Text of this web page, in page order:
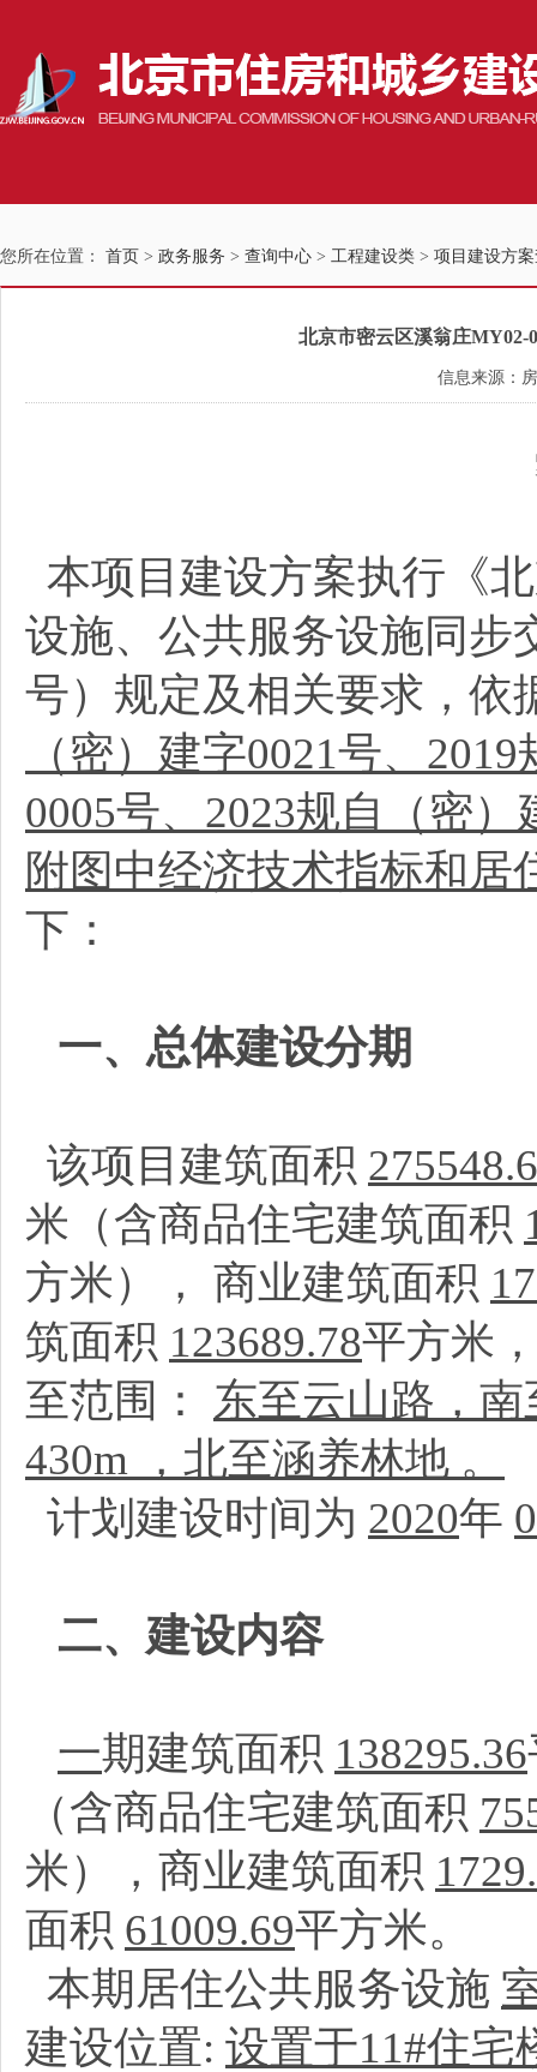
您所在位置： 首页 > 政务服务 > 查询中心 > 工程建设类 > 项目建设方
北京市密云区溪翁庄MY02-
信息来源：
本项目建设方案执行《
设施、公共服务设施同步
号）规定及相关要求，依
（密）建字0021号、
0005号、2023规自（密
附图中经济技术指标和居
下：
一、总体建设分期
该项目建筑面积
米（含商品住宅建筑面积
方米）， 商业建筑面积
筑面积 123689.78平方米
至范围： 东至云山路，
430m ，北至涵养林地 。
计划建设时间为 2020年
二、建设内容
一期建筑面积 138295.36
（含商品住宅建筑面积
米），商业建筑面积
面积 61009.69平方米。
本期居住公共服务设施
建设位置: 设置于11#住宅